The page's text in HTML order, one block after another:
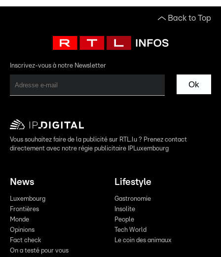
Back to Top
Inscrivez-vous à notre Newsletter
Ok
Vous souhaitez faire de la publicité sur RTL.lu ? Prenez contact
directement avec notre régie publicitaire IPLuxembourg
News
Luxembourg
Frontières
Monde
Opinions
Fact check
On a testé pour vous
Lifestyle
Gastronomie
Insolite
People
Tech World
Le coin des animaux